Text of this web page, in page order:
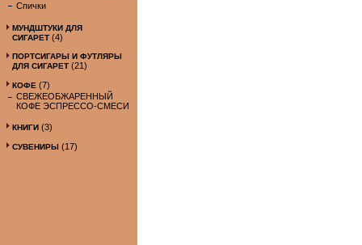
Спички
МУНДШТУКИ ДЛЯ
СИГАРЕТ (4)
ПОРТСИГАРЫ И ФУТЛЯРЫ
ДЛЯ СИГАРЕТ (21)
КОФЕ (7)
СВЕЖЕОБЖАРЕННЫЙ
КОФЕ ЭСПРЕССО-СМЕСИ
КНИГИ (3)
СУВЕНИРЫ (17)